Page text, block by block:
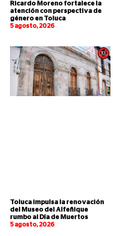
Ricardo Moreno fortalece la
atención con perspectiva de
género en Toluca
5 agosto, 2026
Toluca impulsa la renovación
del Museo del Alfeñique
rumbo al Día de Muertos
5 agosto, 2026